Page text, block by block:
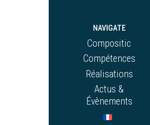
NAVIGATE
Compositic
Compétences
Réalisations
Actus &
Évènements